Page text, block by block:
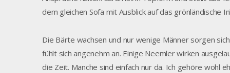
dem gleichen Sofa mit Ausblick auf das grönländische
Die Bärte wachsen und nur wenige Männer sorgen
fühlt sich angenehm an. Einige Neemler wirken
die Zeit. Manche sind einfach nur da. Ich gehöre wohl